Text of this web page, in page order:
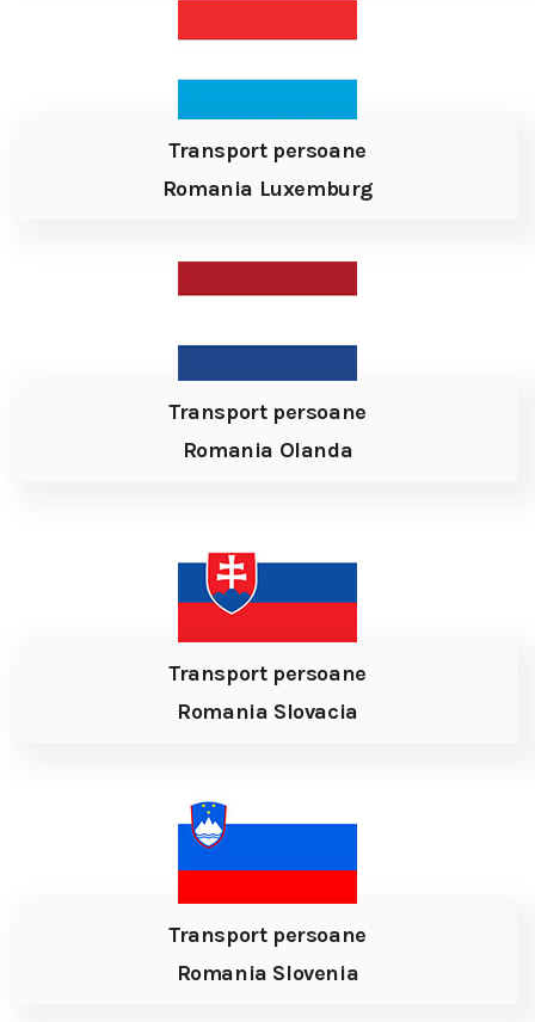
Transport persoane
Romania Luxemburg
Transport persoane
Romania Olanda
Transport persoane
Romania Slovacia
Transport persoane
Romania Slovenia